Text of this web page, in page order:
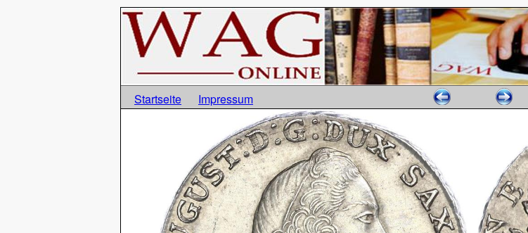
Startseite Impressum